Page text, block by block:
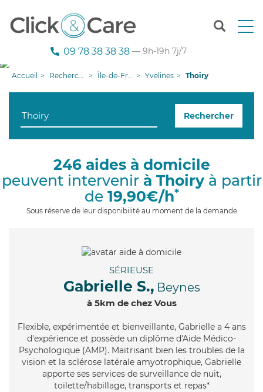
T
n
g
i
09 78 38 38 38 — 9h-19h 7j/7
Accueil Recherche aide à domicile Île-de-France Yvelines Thoiry
Rechercher
246 aides à domicile
peuvent intervenir à Thoiryà partir
de 19,90€/h*
Sous réserve de leur disponibilité au moment de la demande
SÉRIEUSE
Gabrielle S., Beynes
à 5km de chez Vous
Flexible, expérimentée et bienveillante, Gabrielle a 4 ans
d'expérience et possède un diplôme d'Aide Médico-
Psychologique (AMP). Maitrisant bien les troubles de la
vision et la sclérose latérale amyotrophique, Gabrielle
apporte ses services de surveillance de nuit,
toilette/habillage, transports et repas*